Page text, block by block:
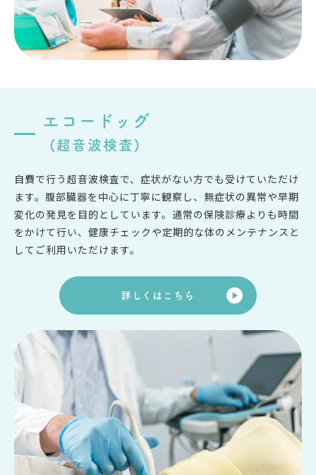
エコードッグ
(超音波検査)
自費で行う超音波検査で、症状がない方でも受けていただけ
ます。腹部臓器を中心に丁寧に観察し、無症状の異常や早期
変化の発見を目的としています。通常の保険診療よりも時間
をかけて行い、健康チェックや定期的な体のメンテナンスと
してご利用いただけます。
詳しくはこちら